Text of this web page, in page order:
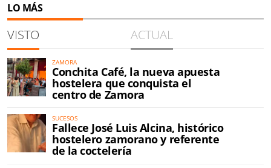
LO MÁS
VISTO ACTUAL
ZAMORA
Conchita Café, la nueva apuesta
hostelera que conquista el
centro de Zamora
SUCESOS
Fallece José Luis Alcina, histórico
hostelero zamorano y referente
de la coctelería